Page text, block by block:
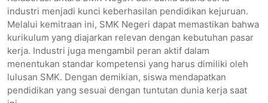
industri menjadi kunci keberhasilan pendidikan kejuruan.
Melalui kemitraan ini, SMK Negeri dapat memastikan bahwa
kurikulum yang diajarkan relevan dengan kebutuhan pasar
kerja. Industri juga mengambil peran aktif dalam
menentukan standar kompetensi yang harus dimiliki oleh
lulusan SMK. Dengan demikian, siswa mendapatkan
pendidikan yang sesuai dengan tuntutan dunia kerja saat